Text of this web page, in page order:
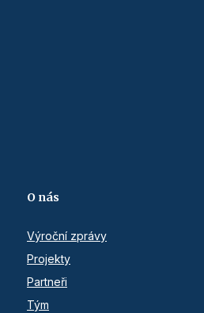
O nás
Výroční zprávy
Projekty
Partneři
Tým